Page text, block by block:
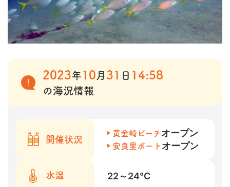
2023年 10 月 31 日 14:58
の海況情報
開催状況
黄金崎ビーチオープン
安良里ボート オープン
水温 22～24℃